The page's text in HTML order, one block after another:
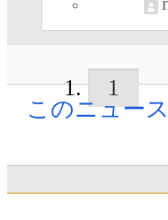
1
このニュー